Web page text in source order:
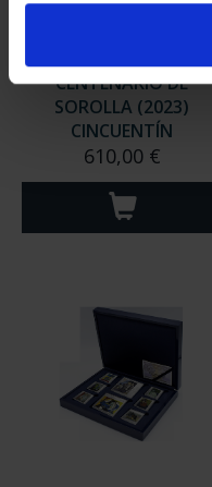
CENTENARIO DE
SOROLLA (2023)
CINCUENTÍN
610,00 €